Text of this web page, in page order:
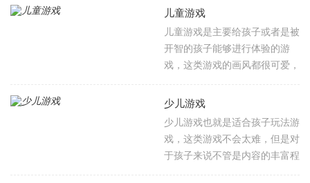
站收藏下载吧。
单的游戏，这类休闲益智单机游
戏就是最好的选择，不管是平时
休息的时候玩还是打发时间的时
候玩都是最佳选择，游戏类型丰
本站进行下载。
儿童游戏
儿童游戏是主要给孩子或者是被
开智的孩子能够进行体验的游
戏，这类游戏的画风都很可爱，
单，游戏可以指引孩子在游戏里
可以认识更多的世界，不管是对
于大人的职业还是对于日常生活
中的小事，让孩子在游戏里也可
少儿游戏
少儿游戏也就是适合孩子玩法游
戏，这类游戏不会太难，但是对
于孩子来说不管是内容的丰富程